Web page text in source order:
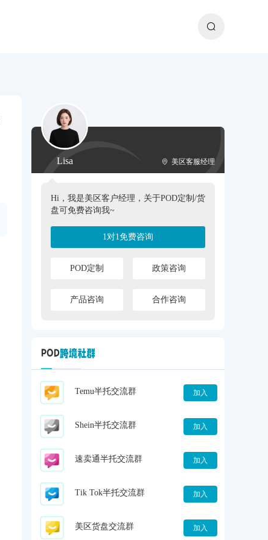
Lisa 美区客服经理
Hi，我是美区客户经理，关于POD定制/货
盘可免费咨询我~
1对1免费咨询
POD定制 政策咨询
产品咨询 合作咨询
Temu半托交流群 加入
Shein半托交流群 加入
速卖通半托交流群 加入
Tik Tok半托交流群 加入
美区货盘交流群 加入